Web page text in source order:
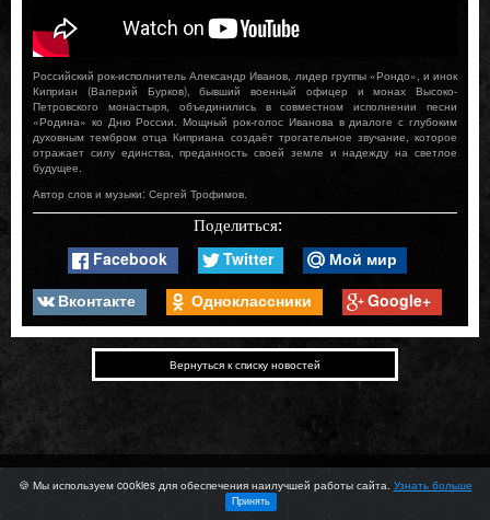
Российский рок-исполнитель Александр Иванов, лидер группы «Рондо», и инок
Киприан (Валерий Бурков), бывший военный офицер и монах Высоко-
Петровского монастыря, объединились в совместном исполнении песни
«Родина» ко Дню России. Мощный рок-голос Иванова в диалоге с глубоким
духовным тембром отца Киприана создаёт трогательное звучание, которое
отражает силу единства, преданность своей земле и надежду на светлое
будущее.
Автор слов и музыки: Сергей Трофимов.
Поделиться:
Facebook Twitter
Мой мир
Вконтакте
Одноклассники Google+
Вернуться к списку новостей
BEAUTY IN CODE
Martin Music
Пользовательское соглашение
🍪 Мы используем cookies для обеспечения наилучшей работы сайта. Узнать больше
Принять